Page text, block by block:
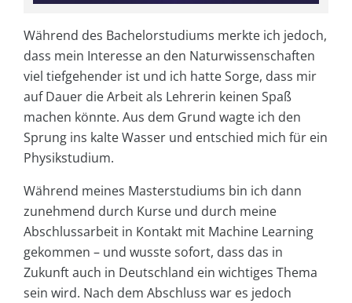
Während des Bachelorstudiums merkte ich jedoch,
dass mein Interesse an den Naturwissenschaften
viel tiefgehender ist und ich hatte Sorge, dass mir
auf Dauer die Arbeit als Lehrerin keinen Spaß
machen könnte. Aus dem Grund wagte ich den
Sprung ins kalte Wasser und entschied mich für ein
Physikstudium.
Während meines Masterstudiums bin ich dann
zunehmend durch Kurse und durch meine
Abschlussarbeit in Kontakt mit Machine Learning
gekommen – und wusste sofort, dass das in
Zukunft auch in Deutschland ein wichtiges Thema
sein wird. Nach dem Abschluss war es jedoch